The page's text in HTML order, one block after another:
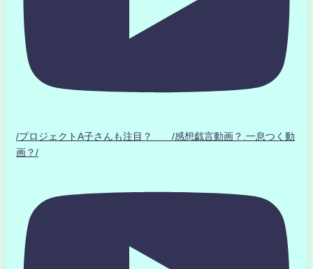
/プロジェクトA子さんも注目？ /感想戯言動画？.一息つく動
画？/